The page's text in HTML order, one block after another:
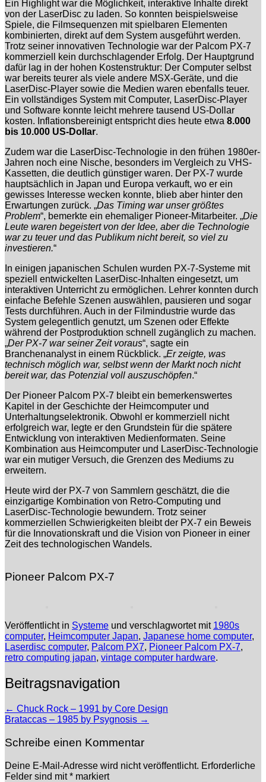
Ein Highlight war die Möglichkeit, interaktive Inhalte direkt
von der LaserDisc zu laden. So konnten beispielsweise
Spiele, die Filmsequenzen mit spielbaren Elementen
kombinierten, direkt auf dem System ausgeführt werden.
Trotz seiner innovativen Technologie war der Palcom PX-7
kommerziell kein durchschlagender Erfolg. Der Hauptgrund
dafür lag in der hohen Kostenstruktur: Der Computer selbst
war bereits teurer als viele andere MSX-Geräte, und die
LaserDisc-Player sowie die Medien waren ebenfalls teuer.
Ein vollständiges System mit Computer, LaserDisc-Player
und Software konnte leicht mehrere tausend US-Dollar
kosten. Inflationsbereinigt entspricht dies heute etwa 8.000
bis 10.000 US-Dollar.
Zudem war die LaserDisc-Technologie in den frühen 1980er-
Jahren noch eine Nische, besonders im Vergleich zu VHS-
Kassetten, die deutlich günstiger waren. Der PX-7 wurde
hauptsächlich in Japan und Europa verkauft, wo er ein
gewisses Interesse wecken konnte, blieb aber hinter den
Erwartungen zurück. „Das Timing war unser größtes
Problem“, bemerkte ein ehemaliger Pioneer-Mitarbeiter. „Die
Leute waren begeistert von der Idee, aber die Technologie
war zu teuer und das Publikum nicht bereit, so viel zu
investieren.“
In einigen japanischen Schulen wurden PX-7-Systeme mit
speziell entwickelten LaserDisc-Inhalten eingesetzt, um
interaktiven Unterricht zu ermöglichen. Lehrer konnten durch
einfache Befehle Szenen auswählen, pausieren und sogar
Tests durchführen. Auch in der Filmindustrie wurde das
System gelegentlich genutzt, um Szenen oder Effekte
während der Postproduktion schnell zugänglich zu machen.
„Der PX-7 war seiner Zeit voraus“, sagte ein
Branchenanalyst in einem Rückblick. „Er zeigte, was
technisch möglich war, selbst wenn der Markt noch nicht
bereit war, das Potenzial voll auszuschöpfen.“
Der Pioneer Palcom PX-7 bleibt ein bemerkenswertes
Kapitel in der Geschichte der Heimcomputer und
Unterhaltungselektronik. Obwohl er kommerziell nicht
erfolgreich war, legte er den Grundstein für die spätere
Entwicklung von interaktiven Medienformaten. Seine
Kombination aus Heimcomputer und LaserDisc-Technologie
war ein mutiger Versuch, die Grenzen des Mediums zu
erweitern.
Heute wird der PX-7 von Sammlern geschätzt, die die
einzigartige Kombination von Retro-Computing und
LaserDisc-Technologie bewundern. Trotz seiner
kommerziellen Schwierigkeiten bleibt der PX-7 ein Beweis
für die Innovationskraft und die Vision von Pioneer in einer
Zeit des technologischen Wandels.
Pioneer Palcom PX-7
Veröffentlicht in Systeme und verschlagwortet mit 1980s
computer, Heimcomputer Japan, Japanese home computer,
Laserdisc computer, Palcom PX7, Pioneer Palcom PX-7,
retro computing japan, vintage computer hardware.
Beitragsnavigation
← Chuck Rock – 1991 by Core Design
Brataccas – 1985 by Psygnosis →
Schreibe einen Kommentar
Deine E-Mail-Adresse wird nicht veröffentlicht. Erforderliche
Felder sind mit* markiert